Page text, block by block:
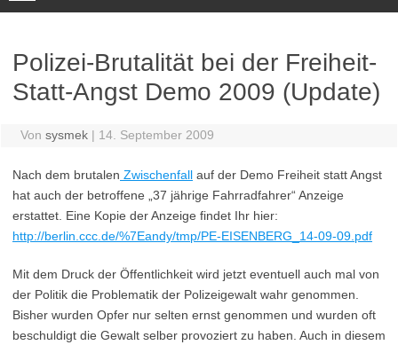
Polizei-Brutalität bei der Freiheit-
Statt-Angst Demo 2009 (Update)
Von sysmek | 14. September 2009
Nach dem brutalen Zwischenfall auf der Demo Freiheit statt Angst
hat auch der betroffene „37 jährige Fahrradfahrer“ Anzeige
erstattet. Eine Kopie der Anzeige findet Ihr hier:
http://berlin.ccc.de/%7Eandy/tmp/PE-EISENBERG_14-09-09.pdf
Mit dem Druck der Öffentlichkeit wird jetzt eventuell auch mal von
der Politik die Problematik der Polizeigewalt wahr genommen.
Bisher wurden Opfer nur selten ernst genommen und wurden oft
beschuldigt die Gewalt selber provoziert zu haben. Auch in diesem